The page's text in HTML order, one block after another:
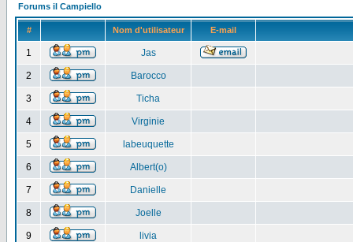
Forums il Campiello
# Nom d'utilisateur E-mail
1 Jas
2 Barocco
3 Ticha
4 Virginie
5 labeuquette
6 Albert(o)
7 Danielle
8 Joelle
9 livia